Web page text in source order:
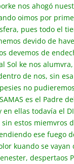
nos ahogó
oimos por
pues todo el
devido de
devemos de
Sol ke nos
de nos, sin
no
es el Padre
ellas todavía el
sin estos miemvros
ese fuego
kuando se vayan
despertaos